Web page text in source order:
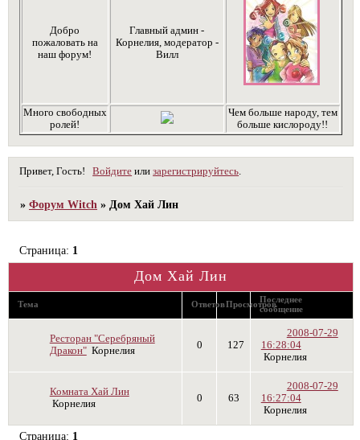
Добро
пожаловать на
наш форум!
Главный админ -
Корнелия, модератор -
Вилл
Много свободных
ролей!
Чем больше народу, тем
больше кислороду!!
Привет, Гость! Войдите илизарегистрируйтесь
»Форум Witch » Дом Хай Лин
Дом Хай Лин
Страница: 1
Тема ОтветовПросмотровПоследнее
сообщение
Ресторан "Серебряный
Дракон" Корнелия 0 127
2008-07-29
16:28:04
Корнелия
Комната Хай Лин
Корнелия
0 63
2008-07-29
16:27:04
Корнелия
Страница: 1